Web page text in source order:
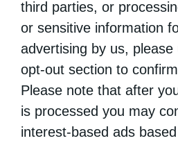
third parties, or
or sensitive information
advertising by us, please
opt-out section to
Please note that after
is processed you may
interest-based ads
Πανήγυρη Ιερού Καθεδρικού
Μεταμορφώσεως του